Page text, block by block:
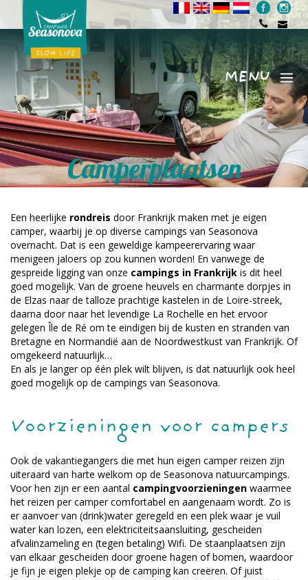
Menu
MENU
Camperplaatsen
Een heerlijke rondreis door Frankrijk maken met je eigen
camper, waarbij je op diverse campings van Seasonova
overnacht. Dat is een geweldige kampeerervaring waar
menigeen jaloers op zou kunnen worden! En vanwege de
gespreide ligging van onze campings in Frankrijk is dit heel
goed mogelijk. Van de groene heuvels en charmante dorpjes in
de Elzas naar de talloze prachtige kastelen in de Loire-streek,
daarna door naar het levendige La Rochelle en het ervoor
gelegen Île de Ré om te eindigen bij de kusten en stranden van
Bretagne en Normandië aan de Noordwestkust van Frankrijk. Of
omgekeerd natuurlijk…
En als je langer op één plek wilt blijven, is dat natuurlijk ook heel
goed mogelijk op de campings van Seasonova.
Voorzieningen voor campers
Ook de vakantiegangers die met hun eigen camper reizen zijn
uiteraard van harte welkom op de Seasonova natuurcampings.
Voor hen zijn er een aantal campingvoorzieningen waarmee
het reizen per camper comfortabel en aangenaam wordt. Zo is
er aanvoer van (drink)water geregeld en een plek waar je vuil
water kan lozen, een elektriciteitsaansluiting, gescheiden
afvalinzameling en (tegen betaling) Wifi. De staanplaatsen zijn
van elkaar gescheiden door groene hagen of bomen, waardoor
je fijn je eigen plekje op de camping kan creëren. Of juist